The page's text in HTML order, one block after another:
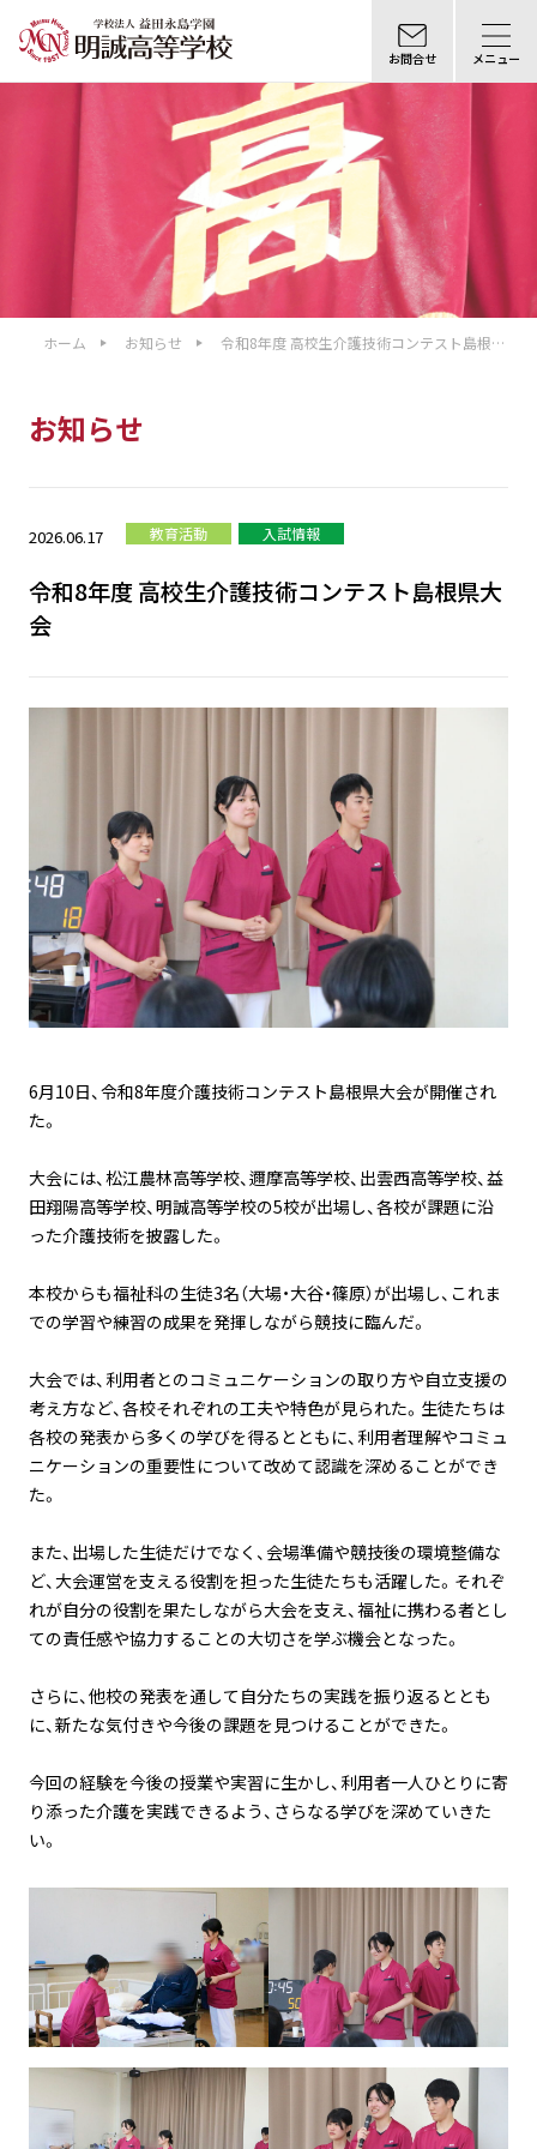
お問合せ メニュー
ホーム お知らせ
令和8年度 高校生介護技術コンテスト島根県
お知らせ
2026.06.17 教育活動 入試情報
令和8年度 高校生介護技術コンテスト島根県大
会
6月10日、令和8年度介護技術コンテスト島根県大会が開催され
た。
大会には、松江農林高等学校、邇摩高等学校、出雲西高等学校、益
田翔陽高等学校、明誠高等学校の5校が出場し、各校が課題に沿
った介護技術を披露した。
本校からも福祉科の生徒3名（大場・大谷・篠原）が出場し、これま
での学習や練習の成果を発揮しながら競技に臨んだ。
大会では、利用者とのコミュニケーションの取り方や自立支援の
考え方など、各校それぞれの工夫や特色が見られた。生徒たちは
各校の発表から多くの学びを得るとともに、利用者理解やコミュ
ニケーションの重要性について改めて認識を深めることができ
た。
また、出場した生徒だけでなく、会場準備や競技後の環境整備な
ど、大会運営を支える役割を担った生徒たちも活躍した。それぞ
れが自分の役割を果たしながら大会を支え、福祉に携わる者とし
ての責任感や協力することの大切さを学ぶ機会となった。
さらに、他校の発表を通して自分たちの実践を振り返るととも
に、新たな気付きや今後の課題を見つけることができた。
今回の経験を今後の授業や実習に生かし、利用者一人ひとりに寄
り添った介護を実践できるよう、さらなる学びを深めていきた
い。